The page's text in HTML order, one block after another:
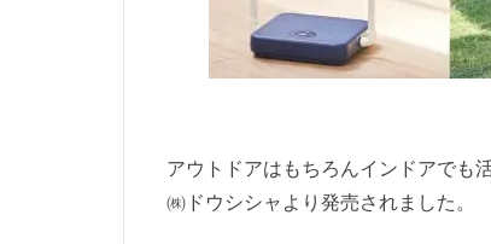
アウトドアはもちろんインドアでも
㈱ドウシシャより発売されました。